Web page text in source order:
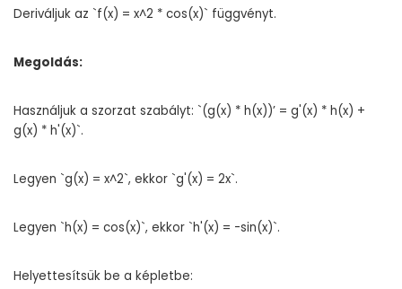
Deriváljuk az `f(x) = x^2 * cos(x)` függvényt.
Megoldás:
Használjuk a szorzat szabályt: `(g(x) * h(x))’ = g'(x) * h(x) +
g(x) * h'(x)`.
Legyen `g(x) = x^2`, ekkor `g'(x) = 2x`.
Legyen `h(x) = cos(x)`, ekkor `h'(x) = -sin(x)`.
Helyettesítsük be a képletbe: